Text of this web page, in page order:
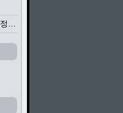
반갑습니다. 이미 부분부분은 알려진 정보들이...